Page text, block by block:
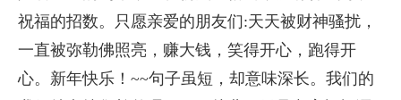
祝福的招数。只愿亲爱的朋友们:天天被财神骚扰，
一直被弥勒佛照亮，赚大钱，笑得开心，跑得开
心。新年快乐！~~句子虽短，却意味深长。我们的